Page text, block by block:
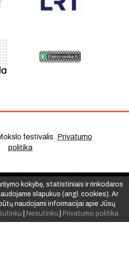
festivalis. Privatumo
politika
kokybę, statistiniais ir rinkodaros
slapukus (angl. cookies). Ar
naudojami informacijai apie Jūsų
Nesutinku Privatumo politika